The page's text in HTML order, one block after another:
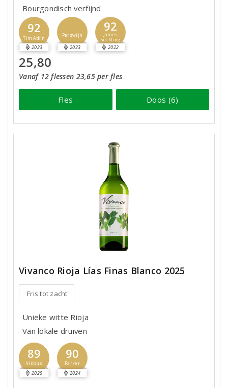
Bourgondisch verfijnd
92
Tim Atkin
2023
Perswijn
2023
92
James
Suckling
2022
25,80
Vanaf 12 flessen 23,65 per fles
Fles Doos (6)
Vivanco Rioja Lías Finas Blanco 2025
Fris tot zacht
Unieke witte Rioja
Van lokale druiven
89
Vinous
2025
90
Parker
2024